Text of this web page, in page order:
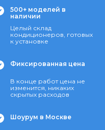
500+ моделей в
наличии
Целый склад
кондиционеров, готовых
к установке
Фиксированная цена
В конце работ цена не
изменится, никаких
скрытых расходов
Шоурум в Москве